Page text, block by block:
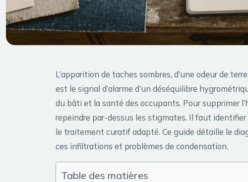
L’apparition de taches sombres, d’une odeur de
est le signal d’alarme d’un déséquilibre
du bâti et la santé des occupants. Pour supprimer
repeindre par-dessus les stigmates. Il faut
le traitement curatif adapté. Ce guide détaille le
ces infiltrations et problèmes de condensation.
Table des matières